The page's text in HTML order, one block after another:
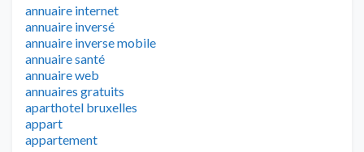
annuaire internet
annuaire inversé
annuaire inverse mobile
annuaire santé
annuaire web
annuaires gratuits
aparthotel bruxelles
appart
appartement